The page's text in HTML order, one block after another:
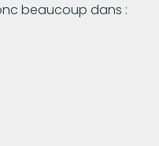
beaucoup dans :